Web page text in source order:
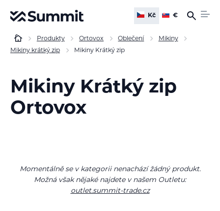
Kč €
Produkty Ortovox Oblečení
Mikiny
Mikiny krátký zip
Mikiny Krátký zip
Mikiny Krátký zip
Ortovox
Momentálně se v kategorii nenachází žádný produkt.
Možná však nějaké najdete v našem Outletu:
outlet.summit-trade.cz